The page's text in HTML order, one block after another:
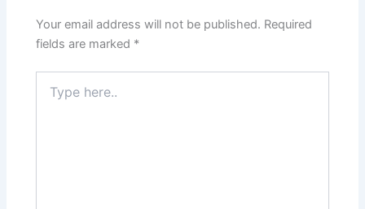
Your email address will not be published. Required
fields are marked *
here..